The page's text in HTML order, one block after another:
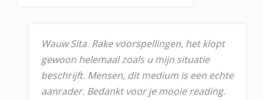
Wauw Sita. Rake voorspellingen, het klopt
gewoon helemaal zoals u mijn situatie
beschrijft. Mensen, dit medium is een echte
aanrader. Bedankt voor je mooie reading.